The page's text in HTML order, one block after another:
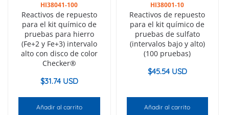
HI38041-100
Reactivos de repuesto
para el kit químico de
pruebas para hierro
(Fe+2 y Fe+3) intervalo
alto con disco de color
Checker®
$31.74 USD
Añadir al carrito
HI38001-10
Reactivos de repuesto
para el kit químico de
pruebas de sulfato
(intervalos bajo y alto)
(100 pruebas)
$45.54 USD
Añadir al carrito